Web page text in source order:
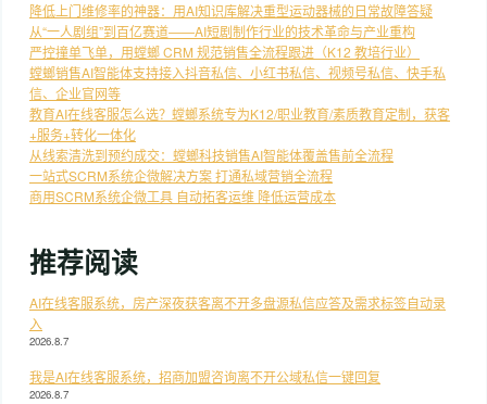
降低上门维修率的神器：用AI知识库解决重型运动器械的日常故障答疑
从“一人剧组”到百亿赛道——AI短剧制作行业的技术革命与产业重构
严控撞单飞单，用螳螂 CRM 规范销售全流程跟进（K12 教培行业）
螳螂销售AI智能体支持接入抖音私信、小红书私信、视频号私信、快手私
信、企业官网等
教育AI在线客服怎么选？螳螂系统专为K12/职业教育/素质教育定制，获客
+服务+转化一体化
从线索清洗到预约成交：螳螂科技销售AI智能体覆盖售前全流程
一站式SCRM系统企微解决方案 打通私域营销全流程
商用SCRM系统企微工具 自动拓客运维 降低运营成本
推荐阅读
AI在线客服系统，房产深夜获客离不开多盘源私信应答及需求标签自动录
入
2026.8.7
我是AI在线客服系统，招商加盟咨询离不开公域私信一键回复
2026.8.7